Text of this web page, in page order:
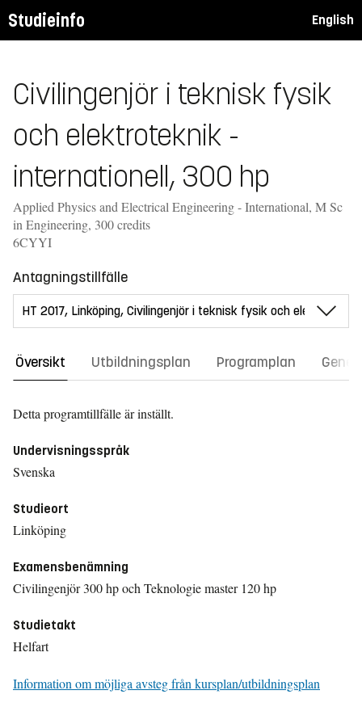
Studieinfo English
Civilingenjör i teknisk fysik
och elektroteknik -
internationell, 300 hp
Applied Physics and Electrical Engineering - International, M Sc
in Engineering, 300 credits
6CYYI
Antagningstillfälle
Översikt Utbildningsplan Programplan
Detta programtillfälle är inställt.
Undervisningsspråk
Svenska
Studieort
Linköping
Examensbenämning
Civilingenjör 300 hp och Teknologie master 120 hp
Studietakt
Helfart
Information om möjliga avsteg från kursplan/utbildningsplan